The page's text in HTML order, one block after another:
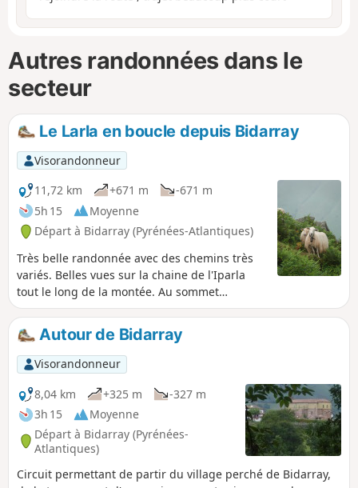
Autres randonnées dans le
secteur
Le Larla en boucle depuis Bidarray
Visorandonneur
11,72 km
+671 m
-671 m
5h 15
Moyenne
Départ à Bidarray (Pyrénées-Atlantiques)
Très belle randonnée avec des chemins très
variés. Belles vues sur la chaine de l'Iparla
tout le long de la montée. Au sommet
magnifique vue comme souvent au Pays
Basque sur 360°. Les plages basques et
landaises et les Montagnes du Béarn et même
par temps clair les Hautes Pyrénées. La
montée jusqu'au sommet est exigeante et
nécessitera par endroits de bien suivre le
descriptif et la trace GPS. Aucun balisage
indiquant cette randonnée jusqu'au (10), col
sans nom.
Autour de Bidarray
Visorandonneur
8,04 km
+325 m
-327 m
3h 15
Moyenne
Départ à Bidarray (Pyrénées-
Atlantiques)
Circuit permettant de partir du village perché de Bidarray,